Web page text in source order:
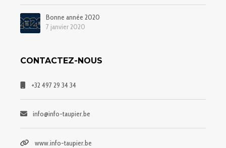
Bonne année 2020
7 janvier 2020
CONTACTEZ-NOUS
+32 497 29 34 34
info@info-taupier.be
www.info-taupier.be